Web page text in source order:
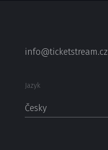
info@ticketstream.cz
Jazyk
Česky